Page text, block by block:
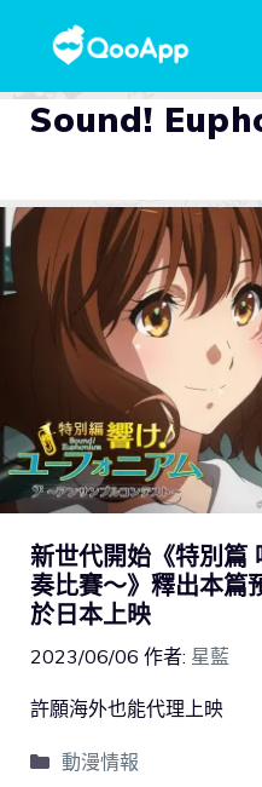
Sound!
新世代開始《特別篇
奏比賽～》釋出本篇
於日本上映
2023/06/06 作者: 星藍
許願海外也能代理上映
動漫情報